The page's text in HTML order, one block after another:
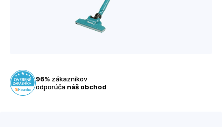
96% zákazníkov
odporúča náš obchod